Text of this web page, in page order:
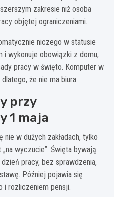
zakresie niż osoba
objętej ograniczeniami.
niczego w statusie
i wykonuje obowiązki z domu,
pracy w święto. Komputer w
że nie ma biura.
przy
1 maja
w dużych zakładach, tylko
wyczucie”. Święta bywają
pracy, bez sprawdzenia,
Później pojawia się
i rozliczeniem pensji.